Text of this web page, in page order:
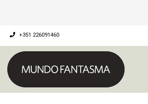
+351 226091460